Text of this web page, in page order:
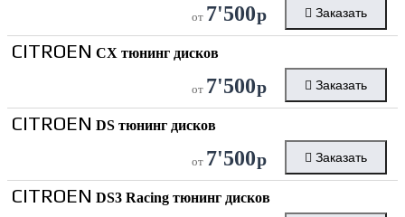
от 7'500р Заказать
CITROEN CX тюнинг дисков
от 7'500р Заказать
CITROEN DS тюнинг дисков
от 7'500р Заказать
CITROEN DS3 Racing тюнинг дисков